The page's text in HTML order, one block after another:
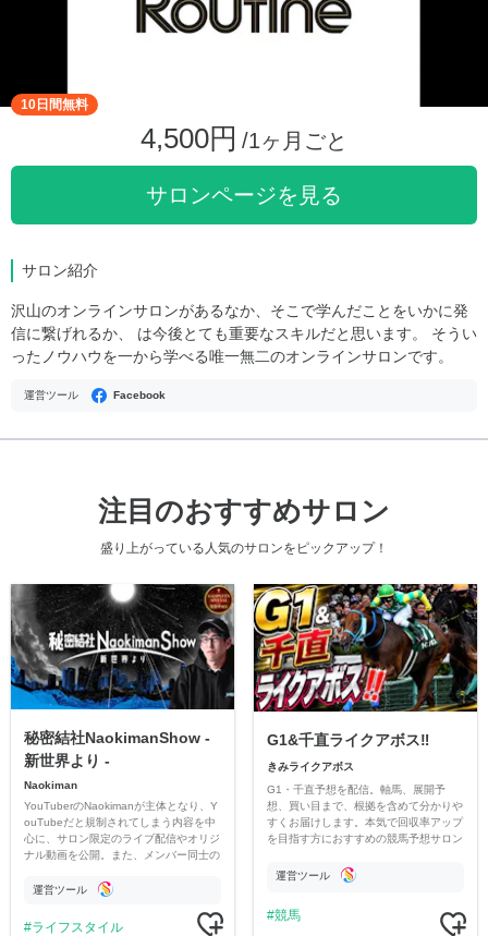
10日間無料
4,500円 /1ヶ月ごと
サロンページを見る
サロン紹介
沢山のオンラインサロンがあるなか、そこで学んだことをいかに発
信に繋げれるか、 は今後とても重要なスキルだと思います。 そうい
ったノウハウを一から学べる唯一無二のオンラインサロンです。
運営ツール Facebook
注目のおすすめサロン
盛り上がっている人気のサロンをピックアップ！
秘密結社NaokimanShow -
新世界より -
Naokiman
YouTuberのNaokimanが主体となり、Y
ouTubeだと規制されてしまう内容を中
心に、サロン限定のライブ配信やオリジ
ナル動画を公開。また、メンバー同士の
ただいています。
運営ツール
ライフスタイル
G1&千直ライクアボス‼️
きみライクアボス
G1・千直予想を配信。軸馬、展開予
想、買い目まで、根拠を含めて分かりや
すくお届けします。本気で回収率アップ
を目指す方におすすめの競馬予想サロン
運営ツール
競馬